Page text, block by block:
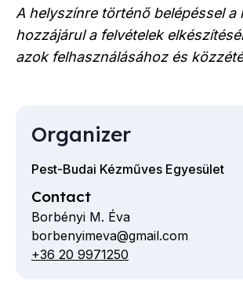
A helyszínre történő belépéssel a
hozzájárul a felvételek
azok felhasználásához és
Organizer
Pest-Budai Kézműves Egyesület
Contact
Borbényi M. Éva
Email
borbenyimeva@gmail.com
Telephone
+36 20 9971250